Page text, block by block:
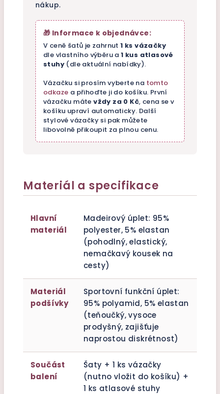
nákup.
🎁 Informace k objednávce:
V ceně šatů je zahrnut1 ks vázačky
dle vlastního výběru a1 kus atlasové
stuhy (dle aktuální nabídky).
Vázačku si prosím vyberte na tomto
odkaze a přihoďte ji do košíku. První
vázačku mátevždy za 0 Kč, cena se v
košíku upraví automaticky. Další
stylové vázačky si pak můžete
libovolně přikoupit za plnou cenu.
Materiál a specifikace
Hlavní
materiál
Madeirový úplet: 95%
polyester, 5% elastan
(pohodlný, elastický,
nemačkavý kousek na
cesty)
Materiál
podšívky
Sportovní funkční úplet:
95% polyamid, 5% elastan
(teňoučký, vysoce
prodyšný, zajišťuje
naprostou diskrétnost)
Součást
balení
Šaty + 1 ks vázačky
(nutno vložit do košíku) +
1 ks atlasové stuhy